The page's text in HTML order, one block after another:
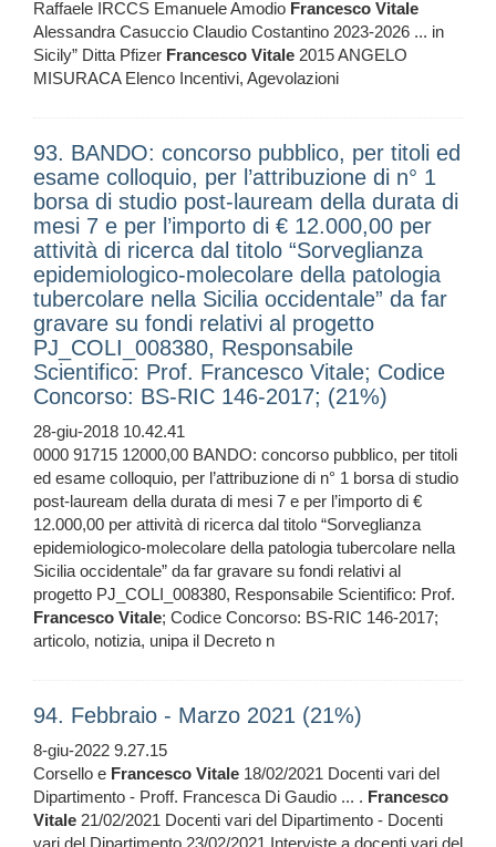
Raffaele IRCCS Emanuele Amodio Francesco Vitale
Alessandra Casuccio Claudio Costantino 2023-2026 ... in
Sicily” Ditta Pfizer Francesco Vitale 2015 ANGELO
MISURACA Elenco Incentivi, Agevolazioni
93. BANDO: concorso pubblico, per titoli ed
esame colloquio, per l’attribuzione di n° 1
borsa di studio post-lauream della durata di
mesi 7 e per l’importo di € 12.000,00 per
attività di ricerca dal titolo “Sorveglianza
epidemiologico-molecolare della patologia
tubercolare nella Sicilia occidentale” da far
gravare su fondi relativi al progetto
PJ_COLI_008380, Responsabile
Scientifico: Prof. Francesco Vitale; Codice
Concorso: BS-RIC 146-2017; (21%)
28-giu-2018 10.42.41
0000 91715 12000,00 BANDO: concorso pubblico, per titoli
ed esame colloquio, per l’attribuzione di n° 1 borsa di studio
post-lauream della durata di mesi 7 e per l’importo di €
12.000,00 per attività di ricerca dal titolo “Sorveglianza
epidemiologico-molecolare della patologia tubercolare nella
Sicilia occidentale” da far gravare su fondi relativi al
progetto PJ_COLI_008380, Responsabile Scientifico: Prof.
Francesco Vitale; Codice Concorso: BS-RIC 146-2017;
articolo, notizia, unipa il Decreto n
94. Febbraio - Marzo 2021 (21%)
8-giu-2022 9.27.15
Corsello e Francesco Vitale 18/02/2021 Docenti vari del
Dipartimento - Proff. Francesca Di Gaudio ... . Francesco
Vitale 21/02/2021 Docenti vari del Dipartimento - Docenti